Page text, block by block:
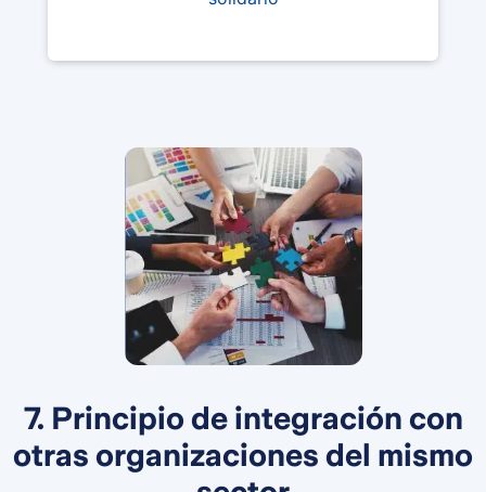
7. Principio de integración con
otras organizaciones del mismo